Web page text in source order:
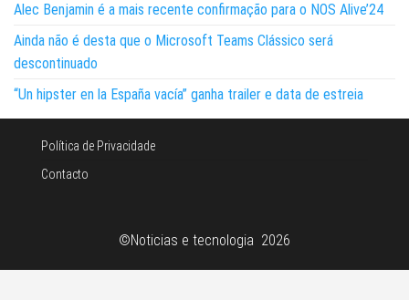
Alec Benjamin é a mais recente confirmação para o NOS Alive’24
Ainda não é desta que o Microsoft Teams Clássico será
descontinuado
“Un hipster en la España vacía” ganha trailer e data de estreia
Política de Privacidade
Contacto
©Noticias e tecnologia 2026